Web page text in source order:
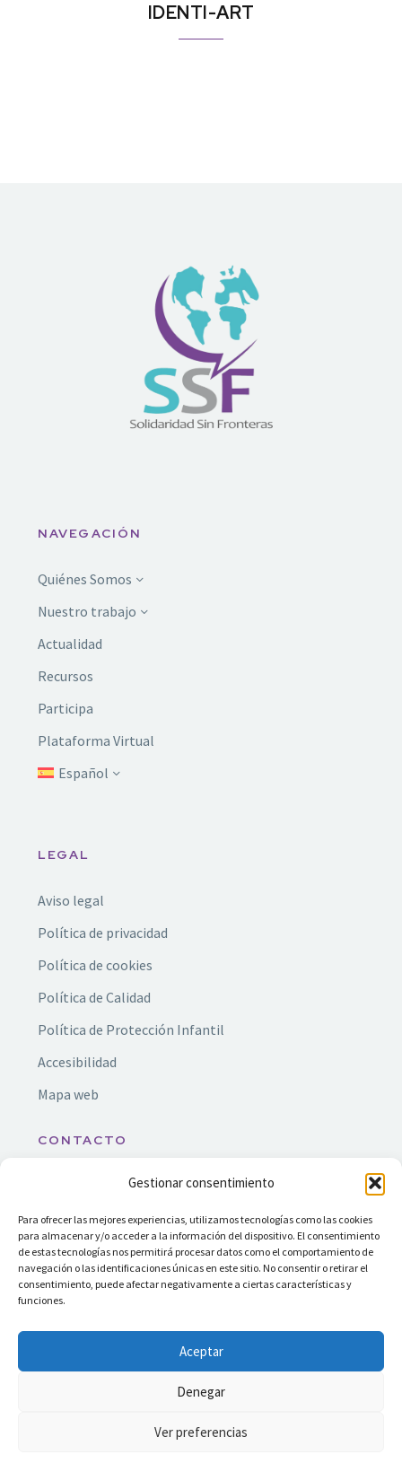
Gestionar consentimiento
Para ofrecer las mejores experiencias, utilizamos tecnologías como las cookies
para almacenar y/o acceder a la información del dispositivo. El consentimiento
de estas tecnologías nos permitirá procesar datos como el comportamiento de
navegación o las identificaciones únicas en este sitio. No consentir o retirar el
consentimiento, puede afectar negativamente a ciertas características y
funciones.
Aceptar
Denegar
Ver preferencias
IDENTI-ART
NAVEGACIÓN
Quiénes Somos
Nuestro trabajo
Actualidad
Recursos
Participa
Plataforma Virtual
Español
LEGAL
Aviso legal
Política de privacidad
Política de cookies
Política de Calidad
Política de Protección Infantil
Accesibilidad
Mapa web
CONTACTO
info@ssf.org.es
Nuestros servicios están ubicados en Madrid y
Corona Sur, incluyendo los municipios de
Alcorcón y Leganés.